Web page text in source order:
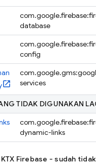
database
config
services
TIDAK DIGUNAKAN
dynamic-links
Firebase - sudah